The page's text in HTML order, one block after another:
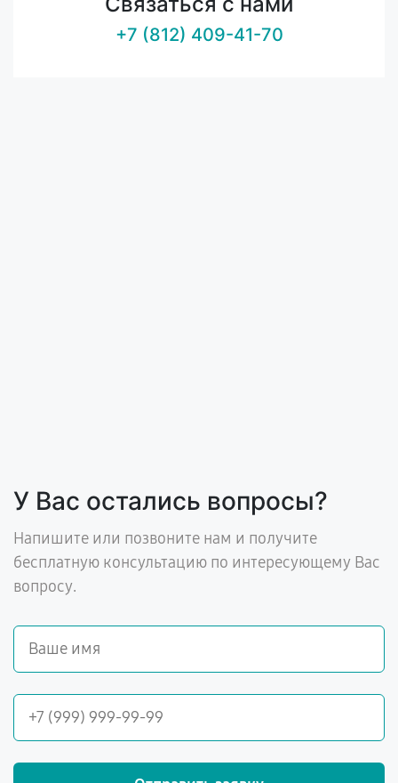
+7 (812) 409-41-70
У Вас остались вопросы?
Напишите или позвоните нам и получите
бесплатную консультацию по интересующему Вас
вопросу.